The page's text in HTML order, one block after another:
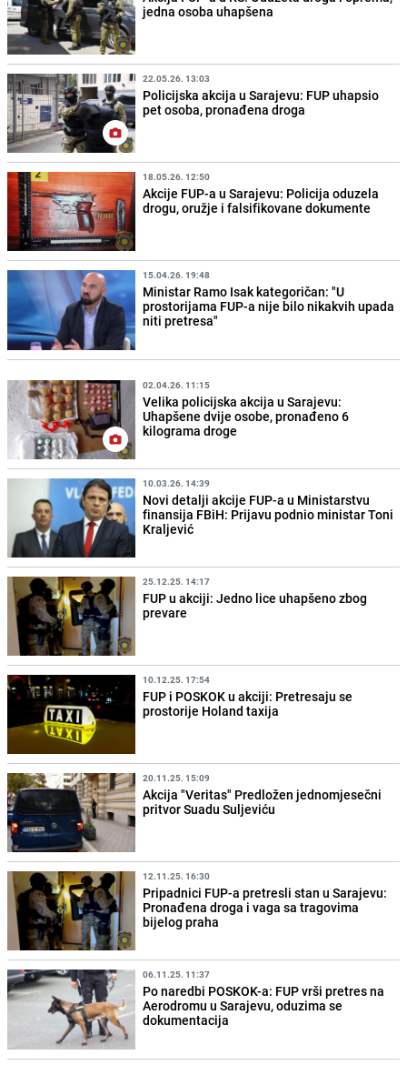
jedna osoba uhapšena
22.05.26. 13:03
Policijska akcija u Sarajevu: FUP uhapsio
pet osoba, pronađena droga
18.05.26. 12:50
Akcije FUP-a u Sarajevu: Policija oduzela
drogu, oružje i falsifikovane dokumente
15.04.26. 19:48
Ministar Ramo Isak kategoričan: "U
prostorijama FUP-a nije bilo nikakvih upada
niti pretresa"
02.04.26. 11:15
Velika policijska akcija u Sarajevu:
Uhapšene dvije osobe, pronađeno 6
kilograma droge
10.03.26. 14:39
Novi detalji akcije FUP-a u Ministarstvu
finansija FBiH: Prijavu podnio ministar Toni
Kraljević
25.12.25. 14:17
FUP u akciji: Jedno lice uhapšeno zbog
prevare
10.12.25. 17:54
FUP i POSKOK u akciji: Pretresaju se
prostorije Holand taxija
20.11.25. 15:09
Akcija "Veritas" Predložen jednomjesečni
pritvor Suadu Suljeviću
12.11.25. 16:30
Pripadnici FUP-a pretresli stan u Sarajevu:
Pronađena droga i vaga sa tragovima
bijelog praha
06.11.25. 11:37
Po naredbi POSKOK-a: FUP vrši pretres na
Aerodromu u Sarajevu, oduzima se
dokumentacija